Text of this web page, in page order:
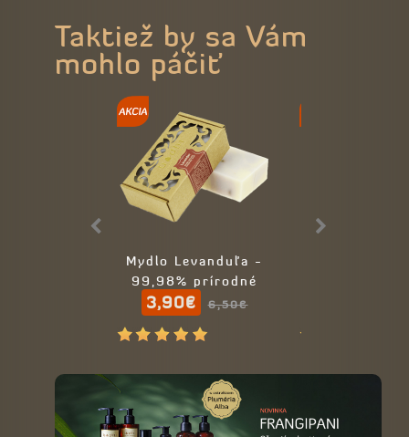
Taktiež by sa Vám
mohlo páčiť
Mydlo Levanduľa -
99,98% prírodné
3,90€ 6,50€